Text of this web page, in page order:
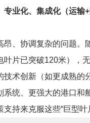
专业化、集成化（运输
昂、协调复杂的问题。
叶片已突破120米），
技术创新（如更成熟的
系统、更强大的港口和
持来克服这些“巨型叶